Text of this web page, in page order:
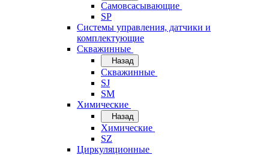
Самовсасывающие
SP
Системы управления, датчики и
комплектующие
Скважинные
Назад
Скважинные
SJ
SM
Химические
Назад
Химические
SZ
Циркуляционные